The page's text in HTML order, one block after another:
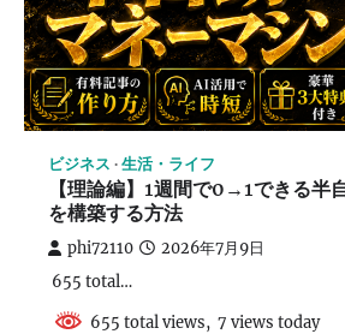
ビジネス 生活・ライフ
【理論編】1週間で0→1できる半
を構築する方法
phi72110 2026年7月9日
655 total…
655 total views, 7 views today